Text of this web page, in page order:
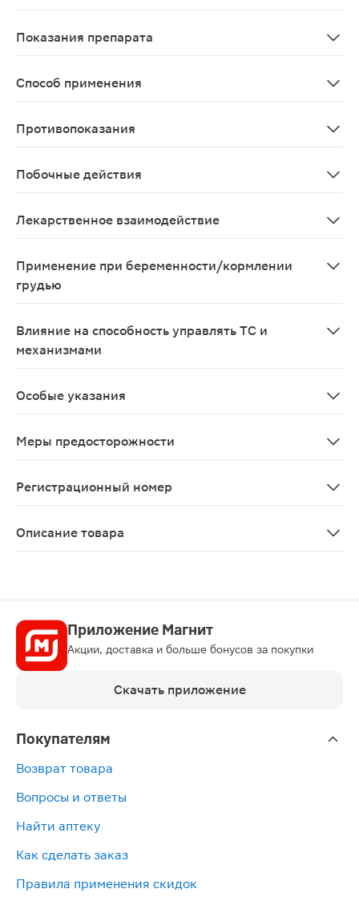
Показания препарата
Способ применения
Противопоказания
Побочные действия
Лекарственное взаимодействие
Применение при беременности/кормлении
грудью
Влияние на способность управлять ТС и
механизмами
Особые указания
Меры предосторожности
Регистрационный номер
Описание товара
Приложение Магнит
Акции, доставка и больше бонусов за покупки
Скачать приложение
Покупателям
Возврат товара
Вопросы и ответы
Найти аптеку
Как сделать заказ
Правила применения скидок